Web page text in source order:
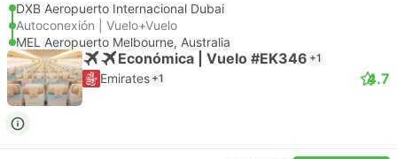
DXB Aeropuerto Internacional Dubai
Autoconexión | Vuelo+Vuelo
MEL Aeropuerto Melbourne, Australia
Económica | Vuelo #EK346 +1
Emirates +1 4.7